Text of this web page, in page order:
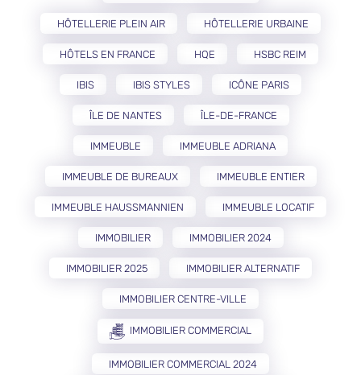
HÔTELLERIE PLEIN AIR HÔTELLERIE URBAINE
HÔTELS EN FRANCE HQE HSBC REIM
IBIS IBIS STYLES ICÔNE PARIS
ÎLE DE NANTES ÎLE-DE-FRANCE
IMMEUBLE IMMEUBLE ADRIANA
IMMEUBLE DE BUREAUX IMMEUBLE ENTIER
IMMEUBLE HAUSSMANNIEN IMMEUBLE LOCATIF
IMMOBILIER IMMOBILIER 2024
IMMOBILIER 2025 IMMOBILIER ALTERNATIF
IMMOBILIER CENTRE-VILLE
IMMOBILIER COMMERCIAL
IMMOBILIER COMMERCIAL 2024